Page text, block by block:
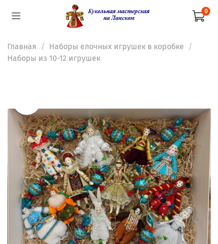
0
Главная
Наборы елочных игрушек в коробке
Наборы из 10-12 игрушек